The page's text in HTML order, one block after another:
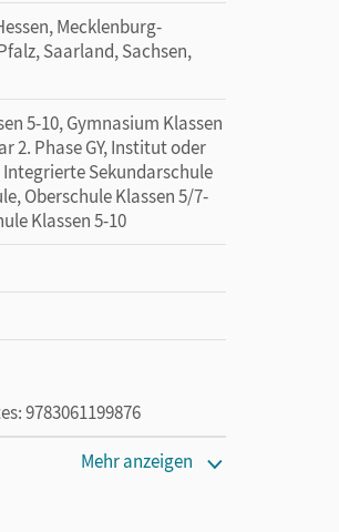
Mecklenburg-
Saarland, Sachsen,
5-10, Gymnasium Klassen
2. Phase GY, Institut oder
Integrierte Sekundarschule
Oberschule Klassen 5/7-
Klassen 5-10
9783061199876
solange das
Mehr anzeigen